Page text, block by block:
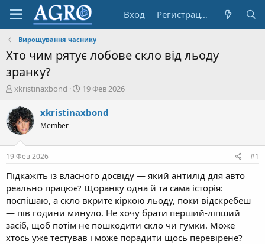
Вход Регистрация
Вирощування часнику
Хто чим рятує лобове скло від льоду
зранку?
А
т
о
р
е
м
ы
xkristinaxbond
Д
т
л
а
19 Фев 2026
xkristinaxbond
Member
19 Фев 2026 #1
Підкажіть із власного досвіду — який антилід для авто
реально працює? Щоранку одна й та сама історія:
поспішаю, а скло вкрите кіркою льоду, поки відскребеш
— пів години минуло. Не хочу брати перший-ліпший
засіб, щоб потім не пошкодити скло чи гумки. Може
хтось уже тестував і може порадити щось перевірене?